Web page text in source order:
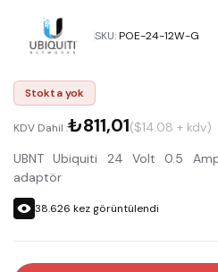
SKU:POE-24-12W-G
Stokta yok
KDV Dahil :₺811,01($14.08 + kdv)
UBNT Ubiquiti 24 Volt 0.5
adaptör
38.626 kez görüntülendi